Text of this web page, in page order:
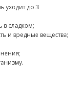
уходит до 3
в сладком;
и вредные вещества;